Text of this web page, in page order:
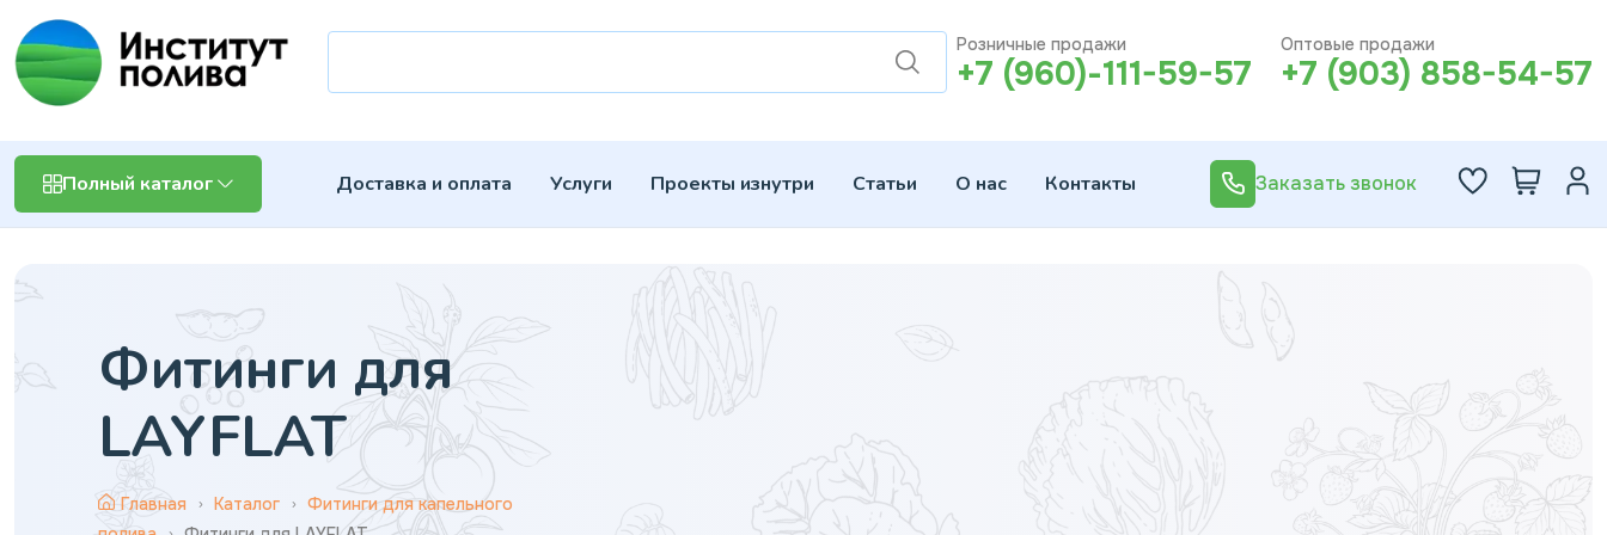
Розничные продажи
+7 (960)-111-59-57
Оптовые продажи
+7 (903) 858-54-57
Полный каталог Доставка и оплата Услуги Проекты изнутри Статьи О нас Контакты Заказать звонок
Фитинги для
LAYFLAT
Главная Каталог
Фитинги для капельного